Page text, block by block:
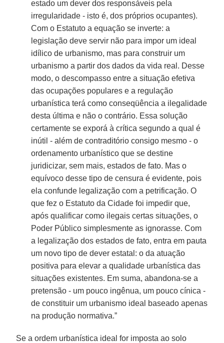
estado um dever dos responsáveis pela
irregularidade - isto é, dos próprios ocupantes).
Com o Estatuto a equação se inverte: a
legislação deve servir não para impor um ideal
idílico de urbanismo, mas para construir um
urbanismo a partir dos dados da vida real. Desse
modo, o descompasso entre a situação efetiva
das ocupações populares e a regulação
urbanística terá como conseqüência a ilegalidade
desta última e não o contrário. Essa solução
certamente se exporá à crítica segundo a qual é
inútil - além de contraditório consigo mesmo - o
ordenamento urbanístico que se destine
juridicizar, sem mais, estados de fato. Mas o
equívoco desse tipo de censura é evidente, pois
ela confunde legalização com a petrificação. O
que fez o Estatuto da Cidade foi impedir que,
após qualificar como ilegais certas situações, o
Poder Público simplesmente as ignorasse. Com
a legalização dos estados de fato, entra em pauta
um novo tipo de dever estatal: o da atuação
positiva para elevar a qualidade urbanística das
situações existentes. Em suma, abandona-se a
pretensão - um pouco ingênua, um pouco cínica -
de constituir um urbanismo ideal baseado apenas
na produção normativa.”
Se a ordem urbanística ideal for imposta ao solo